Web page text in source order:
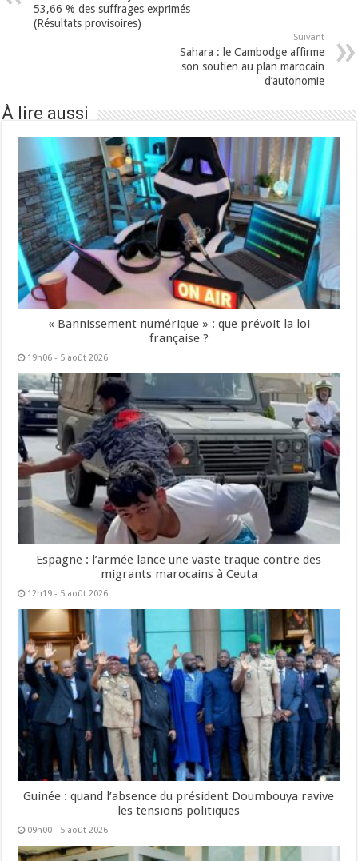
53,66 % des suffrages exprimés
(Résultats provisoires)
Suivant
Sahara : le Cambodge affirme
son soutien au plan marocain
d’autonomie
À lire aussi
« Bannissement numérique » : que prévoit la loi
française ?
19h06 - 5 août 2026
Espagne : l’armée lance une vaste traque contre des
migrants marocains à Ceuta
12h19 - 5 août 2026
Guinée : quand l’absence du président Doumbouya ravive
les tensions politiques
09h00 - 5 août 2026